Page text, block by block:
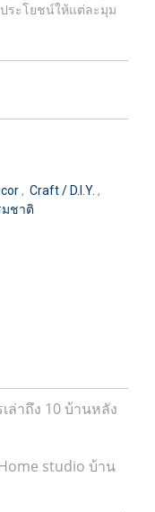
ระโยชน์ให้แต่ละมุม
, Craft / D.I.Y. ,
มชาติ
ล่าถึง 10 บ้านหลัง
studio บ้าน